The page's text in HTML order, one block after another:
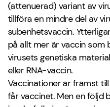
(attenuerad) variant av
tillföra en mindre del av
subenhetsvaccin.
på allt mer är vaccin som
virusets genetiska
eller RNA-vaccin.
Vaccinationer är främst
får vaccinet. Men en följd